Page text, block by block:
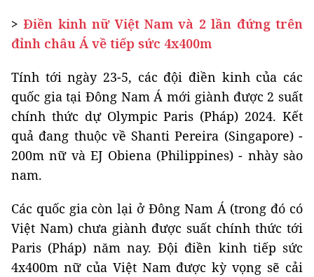
> Điền kinh nữ Việt Nam và 2 lần đứng trên
đỉnh châu Á về tiếp sức 4x400m
Tính tới ngày 23-5, các đội điền kinh của các
quốc gia tại Đông Nam Á mới giành được 2 suất
chính thức dự Olympic Paris (Pháp) 2024. Kết
quả đang thuộc về Shanti Pereira (Singapore) -
200m nữ và EJ Obiena (Philippines) - nhày sào
nam.
Các quốc gia còn lại ở Đông Nam Á (trong đó có
Việt Nam) chưa giành được suất chính thức tới
Paris (Pháp) năm nay. Đội điền kinh tiếp sức
4x400m nữ của Việt Nam được kỳ vọng sẽ cải